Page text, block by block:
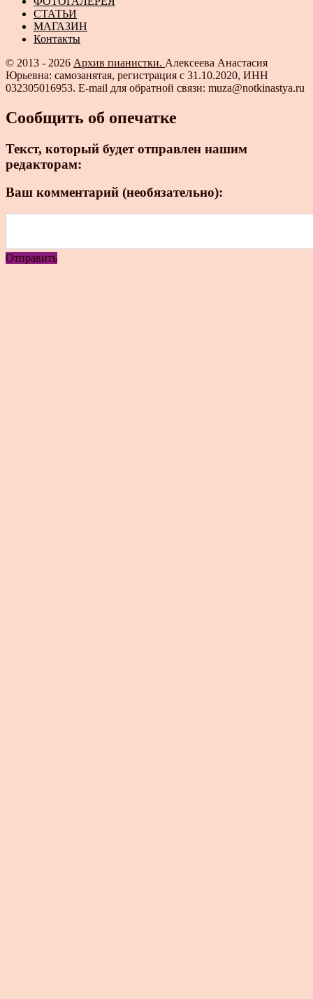
СТАТЬИ
МАГАЗИН
Контакты
© 2013 - 2026 Архив пианистки. Алексеева Анастасия
Юрьевна: самозанятая, регистрация с 31.10.2020, ИНН
032305016953. E-mail для обратной связи: muza@notkinastya.ru
Сообщить об опечатке
Текст, который будет отправлен нашим
редакторам:
Ваш комментарий (необязательно):
Отправить